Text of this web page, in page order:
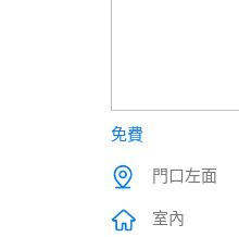
免費
門口左面
室內